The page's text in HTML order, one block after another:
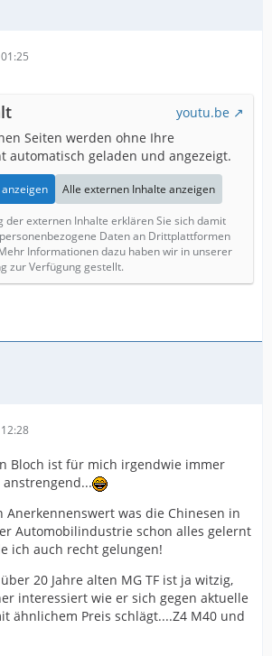
youtu.be
Seiten werden ohne Ihre
automatisch geladen und angezeigt.
Alle externen Inhalte anzeigen
der externen Inhalte erklären Sie sich damit
Daten an Drittplattformen
Informationen dazu haben wir in unserer
zur Verfügung gestellt.
Bloch ist für mich irgendwie immer
Anerkennenswert was die Chinesen in
Automobilindustrie schon alles gelernt
ich auch recht gelungen!
20 Jahre alten MG TF ist ja witzig,
interessiert wie er sich gegen aktuelle
ähnlichem Preis schlägt....Z4 M40 und